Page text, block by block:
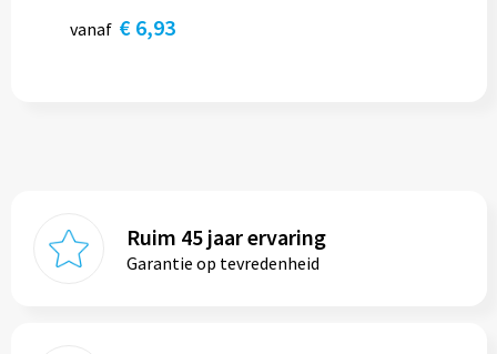
vanaf € 6,93
Ruim 45 jaar ervaring
Garantie op tevredenheid